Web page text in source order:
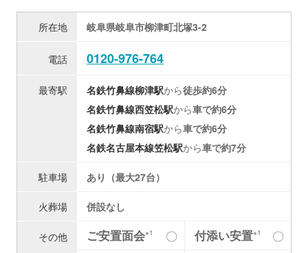
所在地 岐阜県岐阜市柳津町北塚3-2
電話 0120-976-764
最寄駅 名鉄竹鼻線柳津駅から徒歩約6分
名鉄竹鼻線西笠松駅から車で約6分
名鉄竹鼻線南宿駅から車で約6分
名鉄名古屋本線笠松駅から車で約7分
駐車場 あり（最大27台）
火葬場 併設なし
その他 ご安置面会※1 〇 付添い安置※1
〇